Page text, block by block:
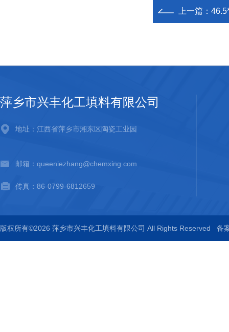
上一篇：
萍乡市兴丰化工填料有限公司
地址：江西省萍乡市湘东区陶瓷工业园
邮箱：queeniezhang@chemxing.com
传真：86-0799-6812659
版权所有©2026 萍乡市兴丰化工填料有限公司 All Rights Reserved 备